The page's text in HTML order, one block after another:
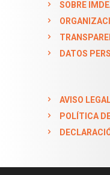
SOBRE
DATOS
AVISO
POLÍTICA